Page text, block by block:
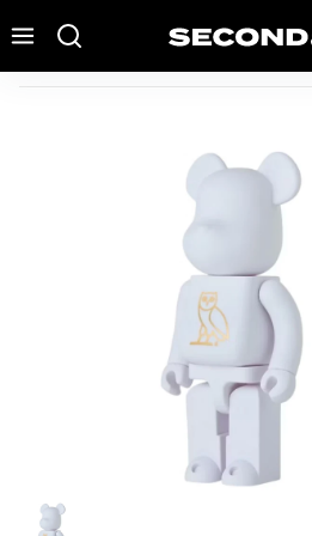
Bearbrick x OVO 100% & 400% Set